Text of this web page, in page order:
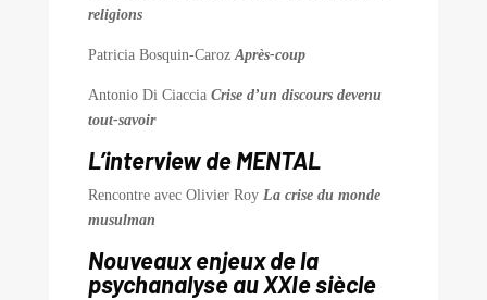
religions
Patricia Bosquin-CarozAprès-coup
Antonio Di Ciaccia Crise d’un discours devenu
tout-savoir
L’interview de MENTAL
Rencontre avec Olivier Roy La crise du monde
musulman
Nouveaux enjeux de la
psychanalyse au XXIe siècle